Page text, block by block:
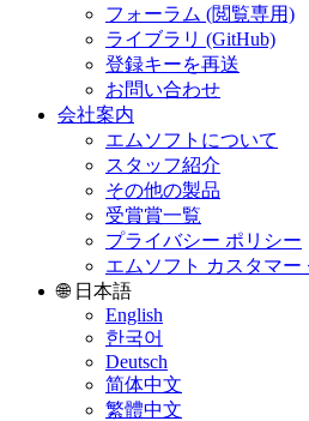
フォーラム (閲覧専用)
ライブラリ (GitHub)
登録キーを再送
お問い合わせ
会社案内
エムソフトについて
スタッフ紹介
その他の製品
受賞賞一覧
プライバシー ポリシー
エムソフト カスタマー
🌐 日本語
English
한국어
Deutsch
简体中文
繁體中文